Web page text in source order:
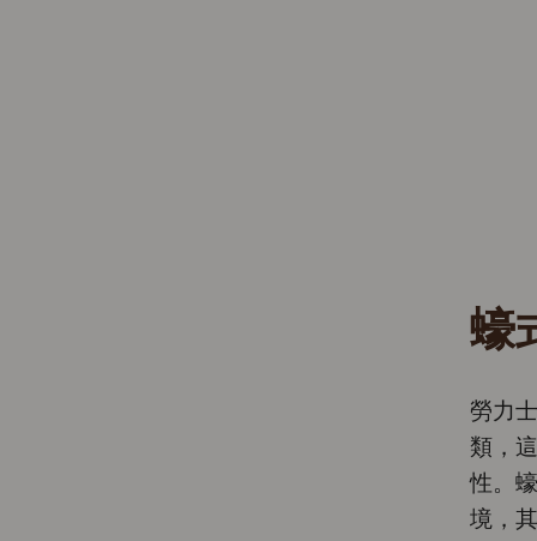
蠔
勞力
類，
性。
境，